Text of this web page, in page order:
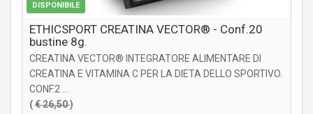
DISPONIBILE
ETHICSPORT CREATINA VECTOR® - Conf.20
bustine 8g.
CREATINA VECTOR® INTEGRATORE ALIMENTARE DI
CREATINA E VITAMINA C PER LA DIETA DELLO SPORTIVO.
CONF.2 ...
(€ 26,50)